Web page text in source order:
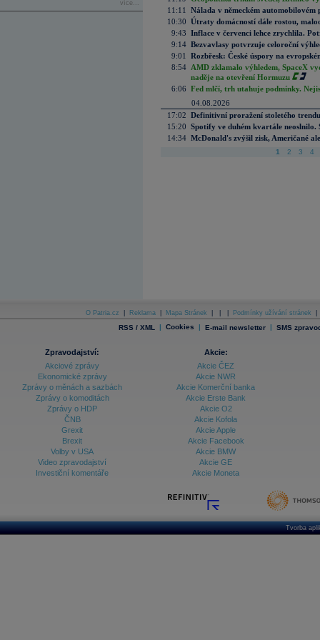
více...
11:11
Nálada v německém automobilovém
10:30 Útraty domácností dále rostou,
9:43 Inflace v červenci lehce zrychlila.
9:14 Bezvavlasy potvrzuje celoroční
9:01
Rozbřesk: České úspory na
8:54 AMD zklamalo výhledem, SpaceX
naděje na otevření Hormuzu
6:06 Fed mlčí, trh utahuje podmínky.
04.08.2026
17:02 Definitivní proražení stoletého
15:20 Spotify ve duhém kvartále neoslnilo.
14:34 McDonald's zvýšil zisk, Američané
1 2 3 4
O Patria.cz Reklama Mapa Stránek Podmínky užívání stránek
RSS / XML | Cookies | E-mail newsletter | SMS
Zpravodajství:
Akciové zprávy
Ekonomické zprávy
Zprávy o měnách a sazbách
Zprávy o komoditách
Zprávy o HDP
ČNB
Grexit
Brexit
Volby v USA
Video zpravodajství
Investiční komentáře
Akcie:
Akcie ČEZ
Akcie NWR
Akcie Komerční banka
Akcie Erste Bank
Akcie O2
Akcie Kofola
Akcie Apple
Akcie Facebook
Akcie BMW
Akcie GE
Akcie Moneta
Tvorba